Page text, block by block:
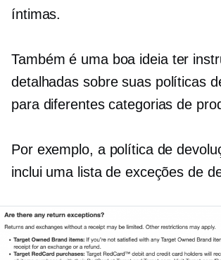
íntimas.
Também é uma boa ideia ter
detalhadas sobre suas políticas
para diferentes categorias de
Por exemplo, a política de
inclui uma lista de exceções de